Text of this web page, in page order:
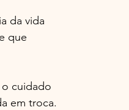
da vida
que
cuidado
em troca.